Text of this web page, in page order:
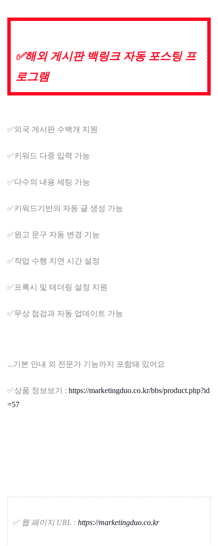
✅​해외 게시판 백링크 자동 포스팅 프
로그램
✅​외국 게시판 수백개 지원
✅​키워드 다중 입력 가능
✅​다수의 내용 세팅 가능
✅​키워드기반의 자동 글 생성 가능
✅​원고 문구 자동 변경 기능
✅​작업 수행 지연 시간 설정
✅​프록시 및 테더링 설정 지원
✅​무상 점검과 자동 업데이트 가능
...기본 안내 외 전문가 기능까지 포함돼 있어요
✅​상품 정보보기 : https://marketingduo.co.kr/bbs/product.php?id
=57
✅​ 웹 페이지 URL : https://marketingduo.co.kr